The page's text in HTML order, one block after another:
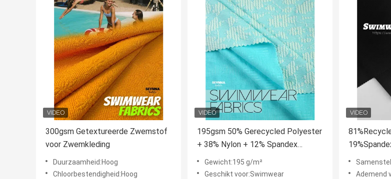
300gsm Getextureerde Zwemstof
voor Zwemkleding
Duurzaamheid:Hoog
Chloorbestendigheid:Hoog
195gsm 50% Gerecycled Polyester
+ 38% Nylon + 12% Spandex
Getextureerde Zwemstof voor
Zwemkleding
Gewicht:195 g/m²
Geschikt voor:Swimwear
voor
Ademend